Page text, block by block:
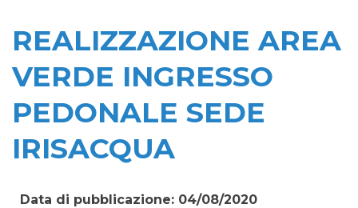
REALIZZAZIONE AREA
VERDE INGRESSO
PEDONALE SEDE
IRISACQUA
Data di pubblicazione: 04/08/2020